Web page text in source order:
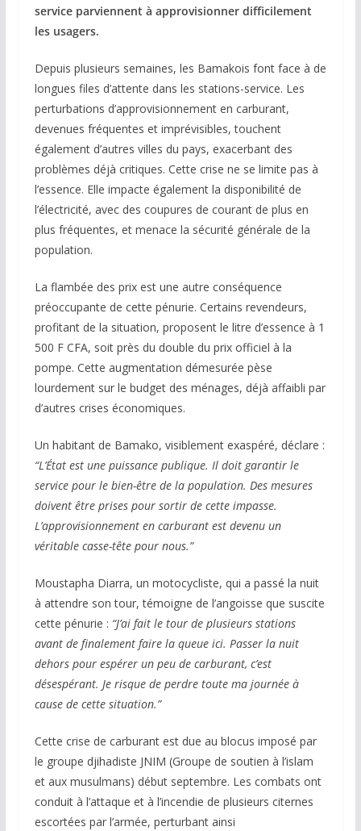
service parviennent à approvisionner difficilement
les usagers.
Depuis plusieurs semaines, les Bamakois font face à de
longues files d’attente dans les stations-service. Les
perturbations d’approvisionnement en carburant,
devenues fréquentes et imprévisibles, touchent
également d’autres villes du pays, exacerbant des
problèmes déjà critiques. Cette crise ne se limite pas à
l’essence. Elle impacte également la disponibilité de
l’électricité, avec des coupures de courant de plus en
plus fréquentes, et menace la sécurité générale de la
population.
La flambée des prix est une autre conséquence
préoccupante de cette pénurie. Certains revendeurs,
profitant de la situation, proposent le litre d’essence à 1
500 F CFA, soit près du double du prix officiel à la
pompe. Cette augmentation démesurée pèse
lourdement sur le budget des ménages, déjà affaibli par
d’autres crises économiques.
Un habitant de Bamako, visiblement exaspéré, déclare :
“L’État est une puissance publique. Il doit garantir le
service pour le bien-être de la population. Des mesures
doivent être prises pour sortir de cette impasse.
L’approvisionnement en carburant est devenu un
véritable casse-tête pour nous.”
Moustapha Diarra, un motocycliste, qui a passé la nuit
à attendre son tour, témoigne de l’angoisse que suscite
cette pénurie : “J’ai fait le tour de plusieurs stations
avant de finalement faire la queue ici. Passer la nuit
dehors pour espérer un peu de carburant, c’est
désespérant. Je risque de perdre toute ma journée à
cause de cette situation.”
Cette crise de carburant est due au blocus imposé par
le groupe djihadiste JNIM (Groupe de soutien à l’islam
et aux musulmans) début septembre. Les combats ont
conduit à l’attaque et à l’incendie de plusieurs citernes
escortées par l’armée, perturbant ainsi